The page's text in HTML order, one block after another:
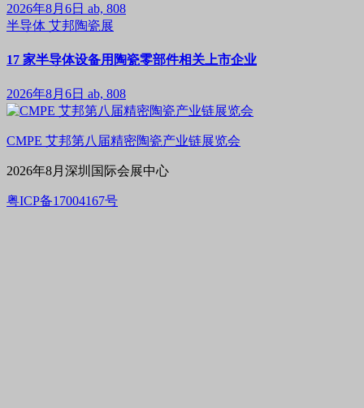
2026年8月6日 ab, 808
半导体 艾邦陶瓷展
17 家半导体设备用陶瓷零部件相关上市企业
2026年8月6日 ab, 808
CMPE 艾邦第八届精密陶瓷产业链展览会
2026年8月深圳国际会展中心
粤ICP备17004167号